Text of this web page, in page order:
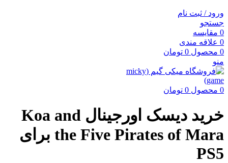
ورود / ثبت نام
جستجو
0 مقایسه
0 علاقه مندی
0 محصول 0 تومان
منو
0 محصول 0 تومان
خرید دیسک اورجینال Koa and
the Five Pirates of Mara برای
PS5